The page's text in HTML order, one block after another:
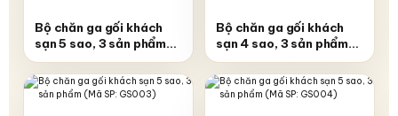
Bộ chăn ga gối khách
sạn 5 sao, 3 sản phẩm
(Mã SP: GS001)
Bộ chăn ga gối khách
sạn 4 sao, 3 sản phẩm
(Mã SP: GS002)